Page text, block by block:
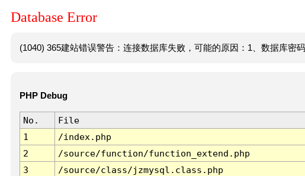
Database Error
(1040) 365建站错误警告：连接数据库失败，可能的原因：1、数据库密
PHP Debug
No. File
1
/index.php
2
/source/function/function_extend.php
3
/source/class/jzmysql.class.php